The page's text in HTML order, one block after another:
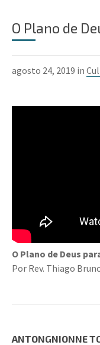
O Plano de
agosto 24, 2019 in
O Plano de Deus
Por Rev. Thiago
ANTONGNIONNE